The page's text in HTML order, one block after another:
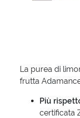
La purea di
frutta
Più
certificata